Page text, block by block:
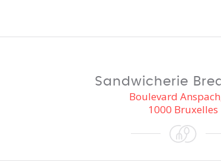
Sandwicherie
Boulevard
1000 Bruxelles